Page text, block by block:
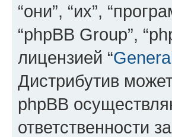
“они”, “их”,
“phpBB Group”,
лицензией “
Дистрибутив
phpBB
ответственности